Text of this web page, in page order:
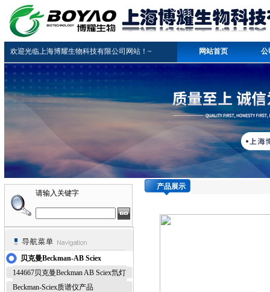
欢迎光临上海博耀生物科技有限公司网站！~ 网站首页 公
请输入关键字
贝克曼Beckman-AB Sciex
144667贝克曼Beckman AB Sciex氘灯
Beckman-Sciex质谱仪产品
产品展示